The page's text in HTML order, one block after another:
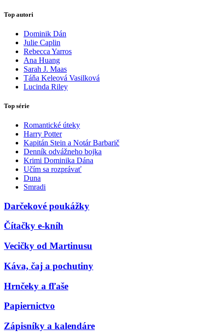
Top autori
Dominik Dán
Julie Caplin
Rebecca Yarros
Ana Huang
Sarah J. Maas
Táňa Keleová Vasilková
Lucinda Riley
Top série
Romantické úteky
Harry Potter
Kapitán Stein a Notár Barbarič
Denník odvážneho bojka
Krimi Dominika Dána
Učím sa rozprávať
Duna
Smradi
Darčekové poukážky
Čítačky e-kníh
Vecičky od Martinusu
Káva, čaj a pochutiny
Hrnčeky a fľaše
Papiernictvo
Zápisníky a kalendáre